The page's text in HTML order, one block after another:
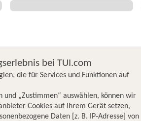
bei TUI.com
die für Services und Funktionen auf
„Zustimmen“ auswählen, können wir
Cookies auf Ihrem Gerät setzen,
Daten [z. B. IP-Adresse] von